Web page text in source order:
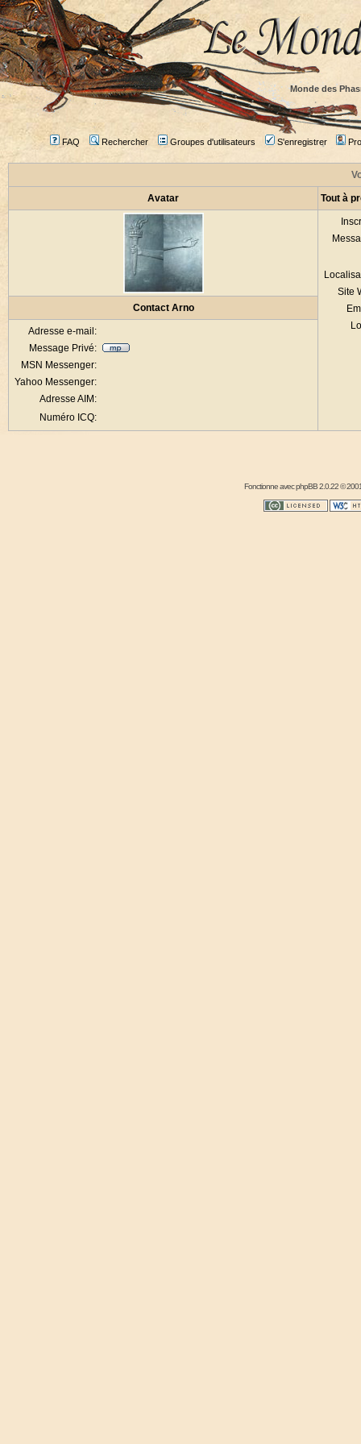
Monde des
FAQ Rechercher Groupes d'utilisateurs S'enregistrer
Avatar Tout à
Site
Contact Arno
Adresse e-mail:
Message Privé:
MSN Messenger:
Yahoo Messenger:
Adresse AIM:
Numéro ICQ:
Fonctionne avecphpBB2.0.22 ©